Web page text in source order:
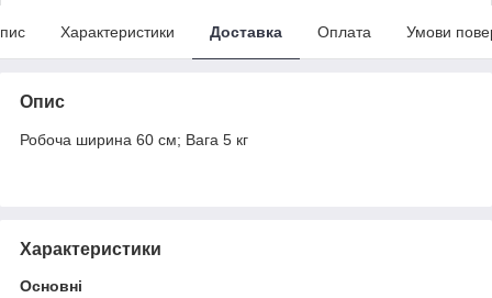
Характеристики Доставка Оплата Умови
Опис
Робоча ширина 60 см; Вага 5 кг
Характеристики
Основні